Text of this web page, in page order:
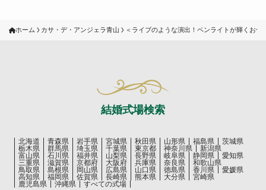
ホーム カサ・デ・アンジェラ青山 ＜ライブのような演出！ペンライトが輝くお
結婚式場検索
北海道 青森県 岩手県 宮城県 秋田県 山形県 福島県
茨城県
栃木県
群馬県 埼玉県 千葉県 東京都 神奈川県
新潟県
富山県
石川県 福井県 山梨県 長野県 岐阜県 静岡県
愛知県
三重県
滋賀県 京都府 大阪府 兵庫県 奈良県
和歌山県
鳥取県
島根県 岡山県 広島県 山口県 徳島県 香川県
愛媛県
高知県
福岡県 佐賀県 長崎県 熊本県 大分県
宮崎県
鹿児島県
沖縄県 すべての式場